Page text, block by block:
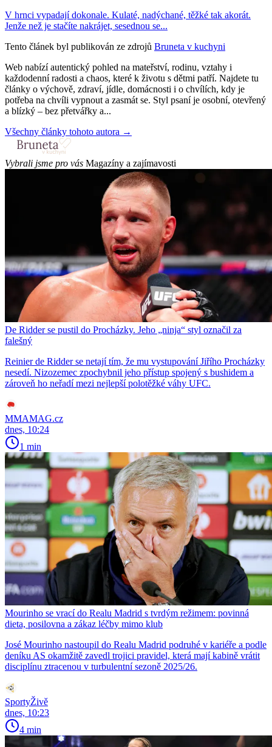
V hrnci vypadají dokonale. Kulaté, nadýchané, těžké tak akorát.
Jenže než je stačíte nakrájet, sesednou se...
Tento článek byl publikován ze zdrojů Bruneta v kuchyni
Web nabízí autentický pohled na mateřství, rodinu, vztahy i
každodenní radosti a chaos, které k životu s dětmi patří. Najdete tu
články o výchově, zdraví, jídle, domácnosti i o chvílích, kdy je
potřeba na chvíli vypnout a zasmát se. Styl psaní je osobní, otevřený
a blízký – bez přetvářky a...
Všechny články tohoto autora →
Vybrali jsme pro vás Magazíny a zajímavosti
De Ridder se pustil do Procházky. Jeho „ninja“ styl označil za
falešný
Reinier de Ridder se netají tím, že mu vystupování Jiřího Procházky
nesedí. Nizozemec zpochybnil jeho přístup spojený s bushidem a
zároveň ho neřadí mezi nejlepší polotěžké váhy UFC.
MMAMAG.cz
dnes, 10:24
1 min
Mourinho se vrací do Realu Madrid s tvrdým režimem: povinná
dieta, posilovna a zákaz léčby mimo klub
José Mourinho nastoupil do Realu Madrid podruhé v kariéře a podle
deníku AS okamžitě zavedl trojici pravidel, která mají kabině vrátit
disciplínu ztracenou v turbulentní sezoně 2025/26.
SportyŽivě
dnes, 10:23
4 min